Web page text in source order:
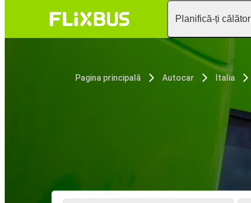
Planifică-ți
Pagina principală Autocar Italia